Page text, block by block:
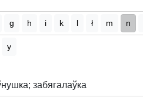
g h i k l ł m n
y
забягалаўка